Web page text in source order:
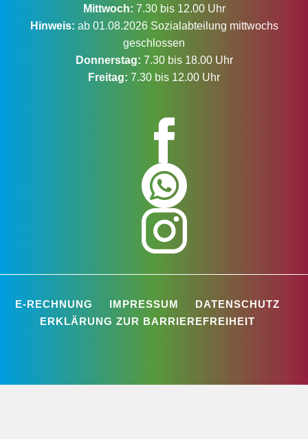
Mittwoch: 7.30 bis 12.00 Uhr
Hinweis: ab 01.08.2026 Sozialabteilung mittwochs
geschlossen
Donnerstag: 7.30 bis 18.00 Uhr
Freitag: 7.30 bis 12.00 Uhr
E-RECHNUNG IMPRESSUM
DATENSCHUTZ
ERKLÄRUNG ZUR BARRIEREFREIHEIT